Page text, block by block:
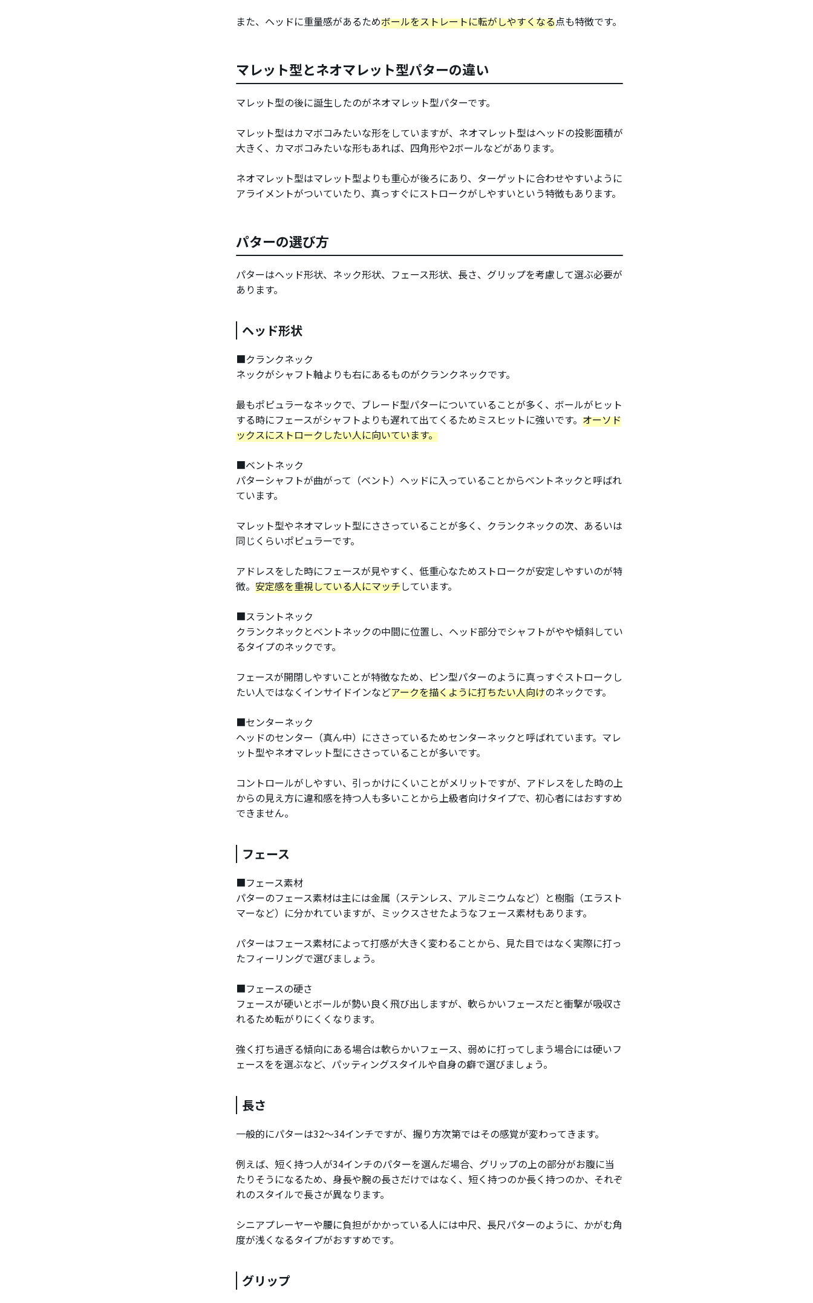
また、ヘッドに重量感があるためボールをストレートに転がしやすくなる点も特徴です。
マレット型とネオマレット型パターの違い
マレット型の後に誕生したのがネオマレット型パターです。
マレット型はカマボコみたいな形をしていますが、ネオマレット型はヘッドの投影面積が
大きく、カマボコみたいな形もあれば、四角形や2ボールなどがあります。
ネオマレット型はマレット型よりも重心が後ろにあり、ターゲットに合わせやすいように
アライメントがついていたり、真っすぐにストロークがしやすいという特徴もあります。
パターの選び方
パターはヘッド形状、ネック形状、フェース形状、長さ、グリップを考慮して選ぶ必要が
あります。
ヘッド形状
■クランクネック
ネックがシャフト軸よりも右にあるものがクランクネックです。
最もポピュラーなネックで、ブレード型パターについていることが多く、ボールがヒット
する時にフェースがシャフトよりも遅れて出てくるためミスヒットに強いです。 オーソド
ックスにストロークしたい人に向いています。
■ベントネック
パターシャフトが曲がって（ベント）ヘッドに入っていることからベントネックと呼ばれ
ています。
マレット型やネオマレット型にささっていることが多く、クランクネックの次、あるいは
同じくらいポピュラーです。
アドレスをした時にフェースが見やすく、低重心なためストロークが安定しやすいのが特
徴。 安定感を重視している人にマッチしています。
■スラントネック
クランクネックとベントネックの中間に位置し、ヘッド部分でシャフトがやや傾斜してい
るタイプのネックです。
フェースが開閉しやすいことが特徴なため、ピン型パターのように真っすぐストロークし
たい人ではなくインサイドインなどアークを描くように打ちたい人向けのネックです。
■センターネック
ヘッドのセンター（真ん中）にささっているためセンターネックと呼ばれています。マレ
ット型やネオマレット型にささっていることが多いです。
コントロールがしやすい、引っかけにくいことがメリットですが、アドレスをした時の上
からの見え方に違和感を持つ人も多いことから上級者向けタイプで、初心者にはおすすめ
できません。
フェース
■フェース素材
パターのフェース素材は主には金属（ステンレス、アルミニウムなど）と樹脂（エラスト
マーなど）に分かれていますが、ミックスさせたようなフェース素材もあります。
パターはフェース素材によって打感が大きく変わることから、見た目ではなく実際に打っ
たフィーリングで選びましょう。
■フェースの硬さ
フェースが硬いとボールが勢い良く飛び出しますが、軟らかいフェースだと衝撃が吸収さ
れるため転がりにくくなります。
強く打ち過ぎる傾向にある場合は軟らかいフェース、弱めに打ってしまう場合には硬いフ
ェースをを選ぶなど、パッティングスタイルや自身の癖で選びましょう。
長さ
一般的にパターは32～34インチですが、握り方次第ではその感覚が変わってきます。
例えば、短く持つ人が34インチのパターを選んだ場合、グリップの上の部分がお腹に当
たりそうになるため、身長や腕の長さだけではなく、短く持つのか長く持つのか、それぞ
れのスタイルで長さが異なります。
シニアプレーヤーや腰に負担がかかっている人には中尺、長尺パターのように、かがむ角
度が浅くなるタイプがおすすめです。
グリップ